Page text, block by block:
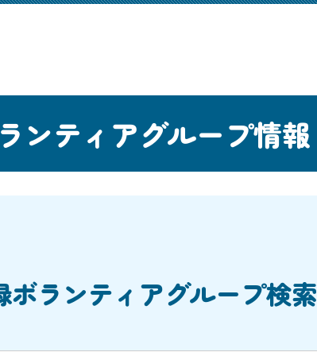
ンティアグループ情報
ボランティアグループ検索